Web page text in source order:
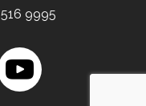
9995